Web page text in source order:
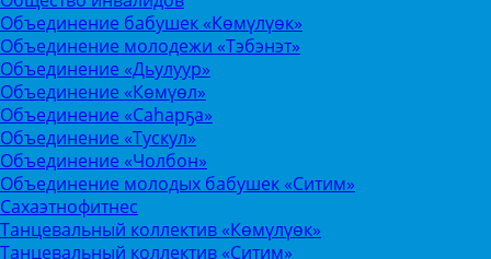
Объединение бабушек «Көмүлүөк»
Объединение молодежи «Тэбэнэт»
Объединение «Дьулуур»
Объединение «Көмүөл»
Объединение «Саhарҕа»
Объединение «Тускул»
Объединение «Чолбон»
Объединение молодых бабушек «Ситим»
Сахаэтнофитнес
Танцевальный коллектив «Көмүлүөк»
Танцевальный коллектив «Ситим»